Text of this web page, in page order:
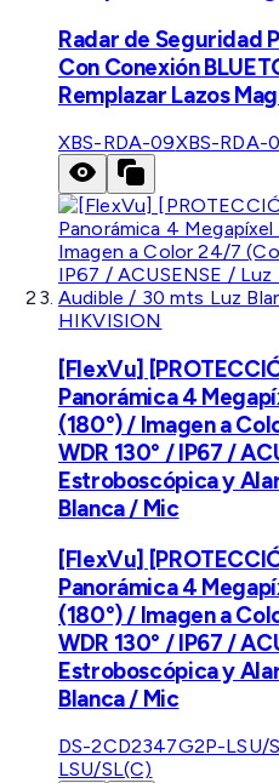
Radar de Seguridad
Con Conexión
Remplazar Lazos
XBS-RDA-09XBS-RDA-
HIKVISION
[FlexVu]
Panorámica 4
(180°) / Imagen a
WDR 130° / IP67 /
Estroboscópica y
Blanca / Mic
[FlexVu]
Panorámica 4
(180°) / Imagen a
WDR 130° / IP67 /
Estroboscópica y
Blanca / Mic
DS-2CD2347G2P-LSU/
LSU/SL(C)